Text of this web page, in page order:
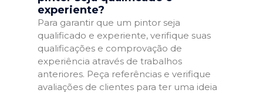
experiente?
Para garantir que um pintor seja
qualificado e experiente, verifique suas
qualificações e comprovação de
experiência através de trabalhos
anteriores. Peça referências e verifique
avaliações de clientes para ter uma ideia